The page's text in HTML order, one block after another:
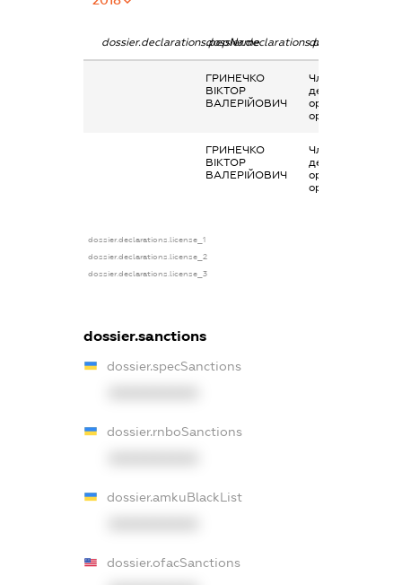
dossier.declarations.pepNamedossier.declarations.personName
ГРИНЕЧКО
ВІКТОР
ВАЛЕРІЙОВИЧ
Членство
декларування в
організаціях та їх
органах
ГРИНЕЧКО
ВІКТОР
ВАЛЕРІЙОВИЧ
Членство
декларування в
організаціях та їх
органах
dossier.declarations.license_1
dossier.declarations.license_2
dossier.declarations.license_3
dossier.sanctions
dossier.specSanctions
dossier.rnboSanctions
dossier.amkuBlackList
dossier.ofacSanctions